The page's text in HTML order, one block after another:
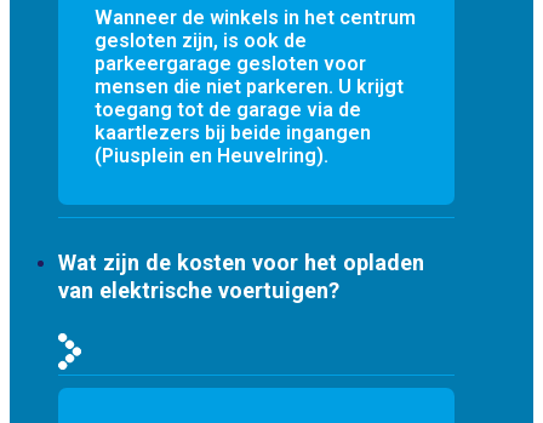
Wanneer de winkels in het centrum
gesloten zijn, is ook de
parkeergarage gesloten voor
mensen die niet parkeren. U krijgt
toegang tot de garage via de
kaartlezers bij beide ingangen
(Piusplein en Heuvelring).
Wat zijn de kosten voor het opladen
van elektrische voertuigen?